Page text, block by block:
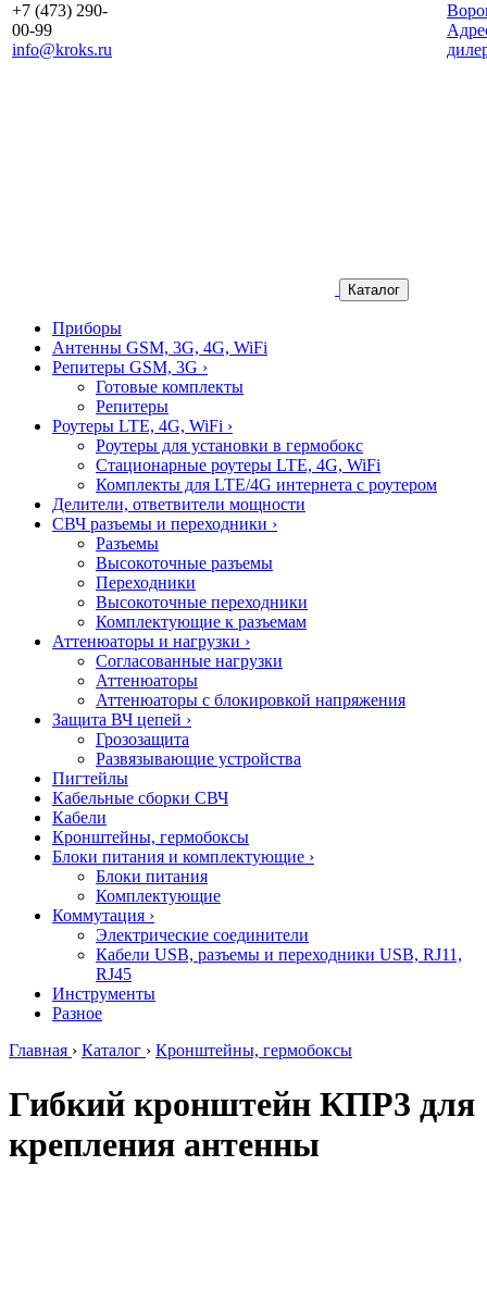
+7 (473) 290-
00-99
info@kroks.ru
Каталог
Приборы
Антенны GSM, 3G, 4G, WiFi
Репитеры GSM, 3G ›
Готовые комплекты
Репитеры
Роутеры LTE, 4G, WiFi ›
Роутеры для установки в гермобокс
Стационарные роутеры LTE, 4G, WiFi
Комплекты для LTE/4G интернета с роутером
Делители, ответвители мощности
СВЧ разъемы и переходники ›
Разъемы
Высокоточные разъемы
Переходники
Высокоточные переходники
Комплектующие к разъемам
Аттенюаторы и нагрузки ›
Согласованные нагрузки
Аттенюаторы
Аттенюаторы с блокировкой напряжения
Защита ВЧ цепей ›
Грозозащита
Развязывающие устройства
Пигтейлы
Кабельные сборки СВЧ
Кабели
Кронштейны, гермобоксы
Блоки питания и комплектующие ›
Блоки питания
Комплектующие
Коммутация ›
Электрические соединители
Кабели USB, разъемы и переходники USB, RJ11,
RJ45
Инструменты
Разное
Главная › Каталог › Кронштейны, гермобоксы
Гибкий кронштейн КПР3 для
крепления антенны